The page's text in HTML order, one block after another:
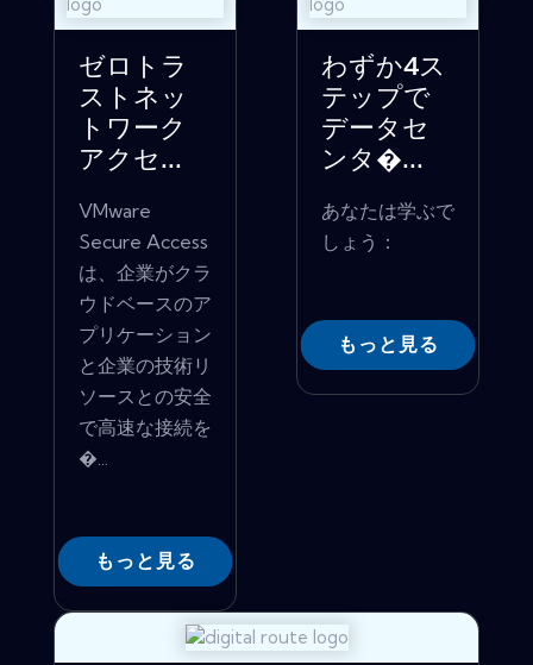
ゼロトラ
ストネッ
トワーク
アクセ...
VMware
Secure Access
は、企業がクラ
ウドベースのア
プリケーション
と企業の技術リ
ソースとの安全
で高速な接続を
�...
もっと見る
わずか4ス
テップで
データセ
ンタ�...
あなたは学ぶで
しょう：
もっと見る